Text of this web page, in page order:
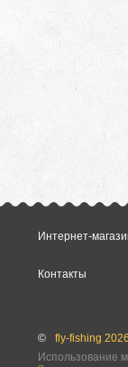
Интернет-
Контакты
©
fly-fishing 2026
Использование